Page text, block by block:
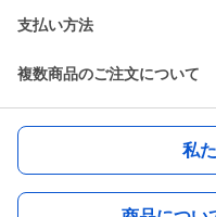
支払い方法
複数商品のご注文について
私